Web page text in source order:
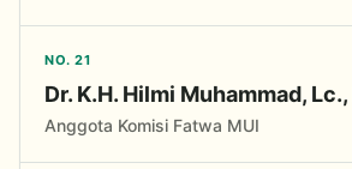
NO. 21
Dr. K.H. Hilmi Muhammad, Lc.,
Anggota Komisi Fatwa MUI